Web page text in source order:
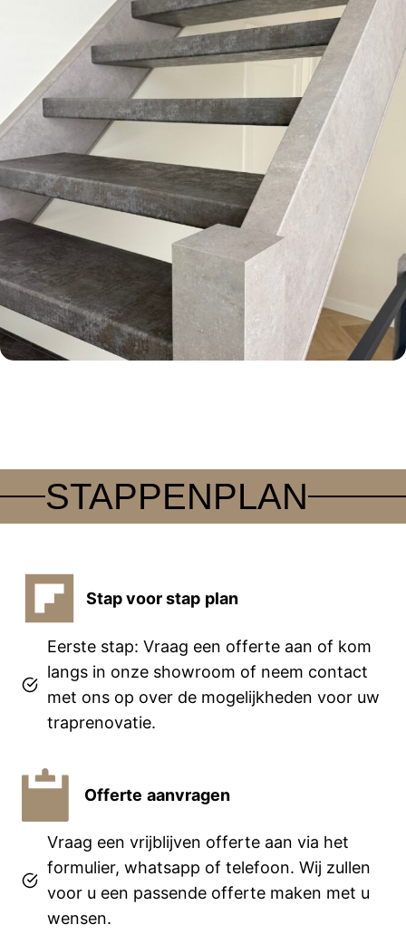
STAPPENPLAN
Stap voor stap plan
Eerste stap: Vraag een offerte aan of kom
langs in onze showroom of neem contact
met ons op over de mogelijkheden voor uw
traprenovatie.
Offerte aanvragen
Vraag een vrijblijven offerte aan via het
formulier, whatsapp of telefoon. Wij zullen
voor u een passende offerte maken met u
wensen.